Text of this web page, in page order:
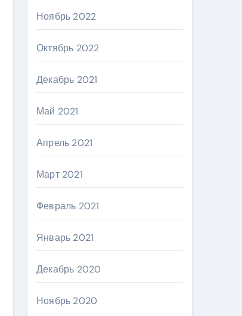
Ноябрь 2022
Октябрь 2022
Декабрь 2021
Май 2021
Апрель 2021
Март 2021
Февраль 2021
Январь 2021
Декабрь 2020
Ноябрь 2020